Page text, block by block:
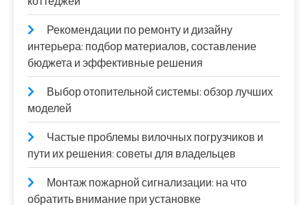
Рекомендации по ремонту и дизайну
интерьера: подбор материалов, составление
бюджета и эффективные решения
Выбор отопительной системы: обзор лучших
моделей
Частые проблемы вилочных погрузчиков и
пути их решения: советы для владельцев
Монтаж пожарной сигнализации: на что
обратить внимание при установке